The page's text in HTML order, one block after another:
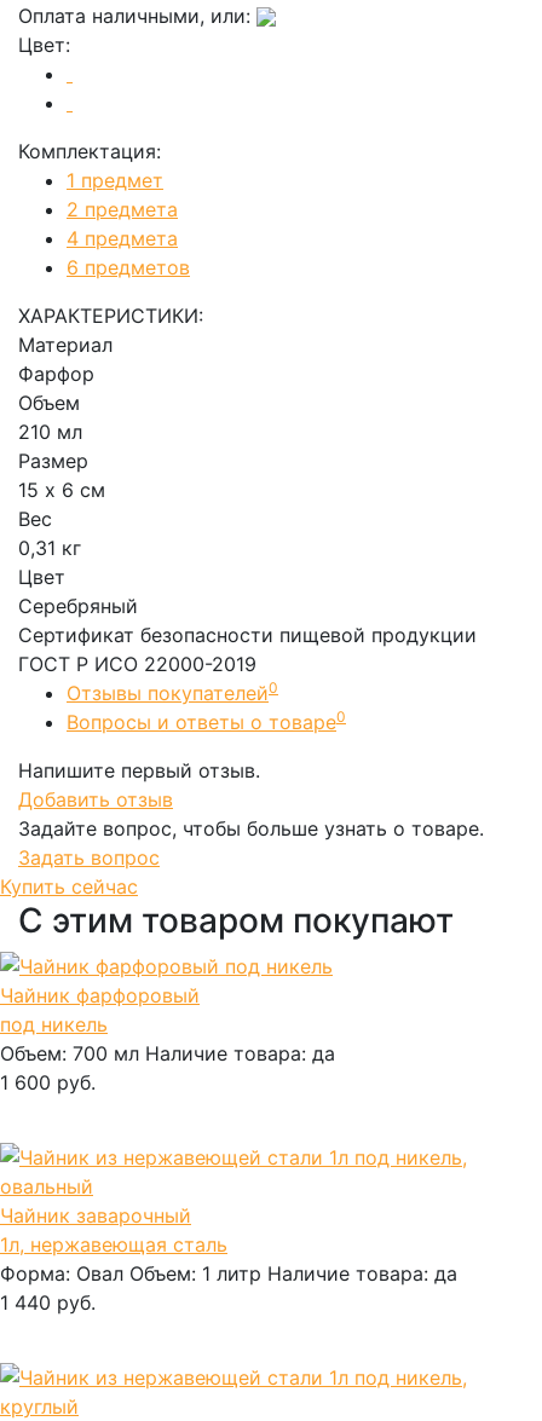
Оплата наличными, или:
Цвет:
Комплектация:
1 предмет
2 предмета
4 предмета
6 предметов
ХАРАКТЕРИСТИКИ:
Материал
Фарфор
Объем
210 мл
Размер
15 х 6 см
Вес
0,31 кг
Цвет
Серебряный
Сертификат безопасности пищевой продукции
ГОСТ Р ИСО 22000-2019
Отзывы покупателей0
Вопросы и ответы о товаре0
Напишите первый отзыв.
Добавить отзыв
Задайте вопрос, чтобы больше узнать о товаре.
Задать вопрос
Купить сейчас
С этим товаром покупают
Чайник фарфоровый
под никель
Объем: 700 мл Наличие товара: да
1 600 руб.
Чайник заварочный
1л, нержавеющая сталь
Форма: Овал Объем: 1 литр Наличие товара: да
1 440 руб.